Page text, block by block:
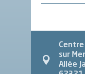
sur Mer
Allée